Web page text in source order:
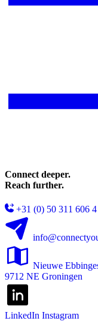
Connect deeper.
Reach further.
+31 (0) 50 311 606 4
Nieuwe
9712 NE Groningen
LinkedIn Instagram